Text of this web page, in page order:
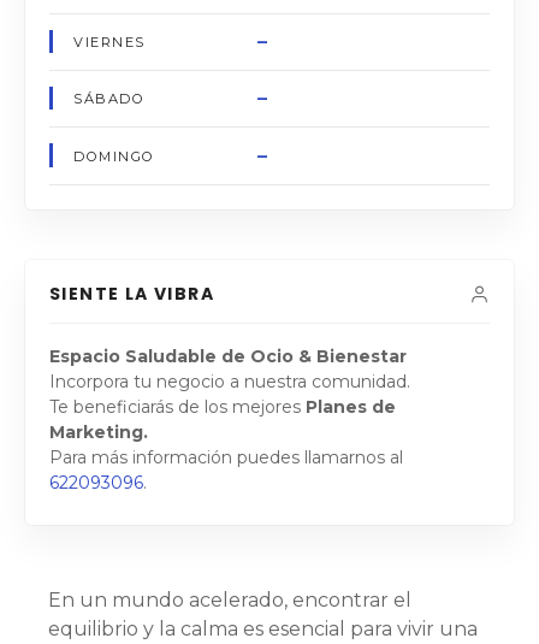
VIERNES –
SÁBADO –
DOMINGO –
SIENTE LA VIBRA
Espacio Saludable de Ocio & Bienestar
Incorpora tu negocio a nuestra comunidad.
Te beneficiarás de los mejores Planes de
Marketing.
Para más información puedes llamarnos al
622093096.
En un mundo acelerado, encontrar el
equilibrio y la calma es esencial para vivir una